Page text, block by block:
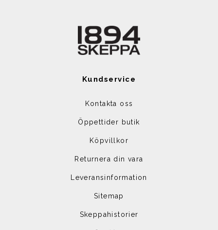
Kundservice
Kontakta oss
Öppettider butik
Köpvillkor
Returnera din vara
Leveransinformation
Sitemap
Skeppahistorier